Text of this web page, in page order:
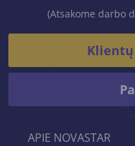
APIE NOVASTAR
(Atsakome darbo